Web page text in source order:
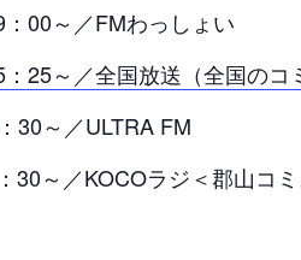
00～／FMわっしょい
25～／全国放送（全国のコ
30～／ULTRA FM
ラジ＜郡山コミ